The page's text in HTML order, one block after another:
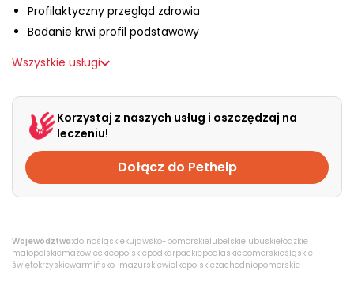
EN
Profilaktyczny przegląd zdrowia
Badanie krwi profil podstawowy
Wszystkie usługi
Korzystaj z naszych usług i oszczędzaj na
leczeniu!
Dołącz do Pethelp
Województwa:dolnośląskiekujawsko-pomorskielubelskielubuskiełódzkie
małopolskiemazowieckieopolskiepodkarpackiepodlaskiepomorskieśląskie
świętokrzyskiewarmińsko-mazurskiewielkopolskiezachodniopomorskie